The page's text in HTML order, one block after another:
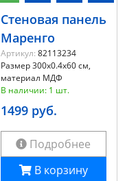
Стеновая панель
Маренго
Артикул: 82113234
Размер 300x0.4x60 см,
материал МДФ
В наличии: 1 шт.
1499 руб.
Подробнее
В корзину